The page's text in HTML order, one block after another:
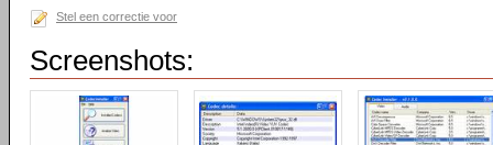
Stel een correctie voor
Screenshots: